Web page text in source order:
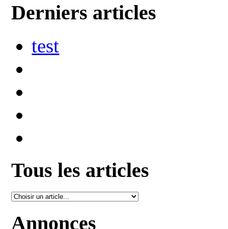
Derniers articles
test
Tous les articles
Annonces